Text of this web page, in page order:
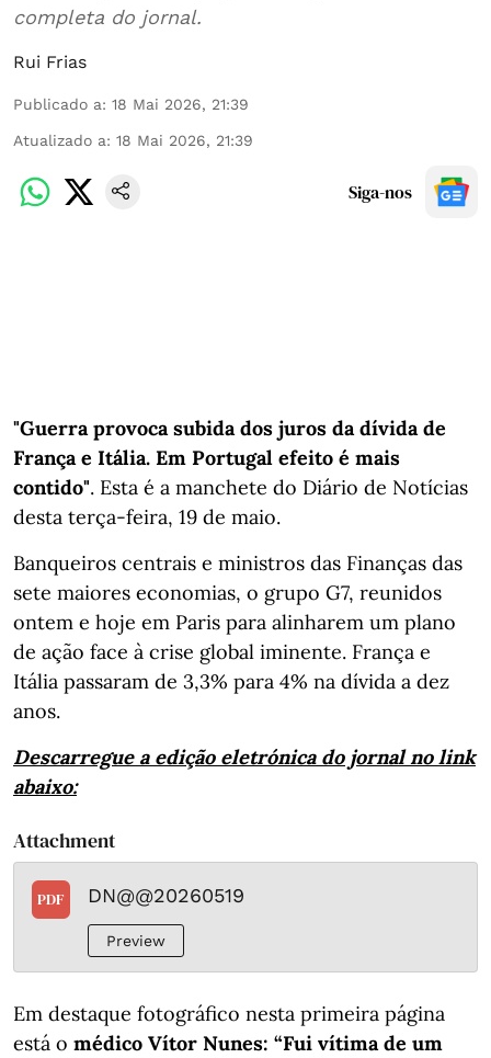
completa do jornal.
Rui Frias
Publicado a: 18 Mai 2026, 21:39
Atualizado a: 18 Mai 2026, 21:39
Siga-nos
"Guerra provoca subida dos juros da dívida de
França e Itália. Em Portugal efeito é mais
contido". Esta é a manchete do Diário de Notícias
desta terça-feira, 19 de maio.
Banqueiros centrais e ministros das Finanças das
sete maiores economias, o grupo G7, reunidos
ontem e hoje em Paris para alinharem um plano
de ação face à crise global iminente. França e
Itália passaram de 3,3% para 4% na dívida a dez
anos.
Descarregue a edição eletrónica do jornal no link
abaixo:
Attachment
PDF DN@@20260519
Preview
Em destaque fotográfico nesta primeira página
está o médico Vítor Nunes: “Fui vítima de um